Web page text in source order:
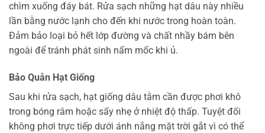
chìm xuống đáy bát. Rửa sạch những hạt dâu này nhiều
lần bằng nước lạnh cho đến khi nước trong hoàn toàn.
Đảm bảo loại bỏ hết lớp đường và chất nhầy bám bên
ngoài để tránh phát sinh nấm mốc khi ủ.
Bảo Quản Hạt Giống
Sau khi rửa sạch, hạt giống dâu tằm cần được phơi khô
trong bóng râm hoặc sấy nhẹ ở nhiệt độ thấp. Tuyệt đối
không phơi trực tiếp dưới ánh nắng mặt trời gắt vì có thể